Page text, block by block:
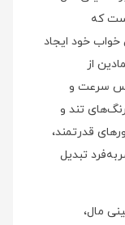
که
خواب خود ایجاد
از
سرعت و
تند و
قدرتمند،
تبدیل
مال،